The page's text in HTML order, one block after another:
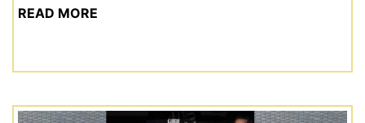
READ MORE